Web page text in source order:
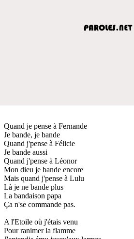
Quand je pense à Fernande
Je bande, je bande
Quand j'pense à Félicie
Je bande aussi
Quand j'pense à Léonor
Mon dieu je bande encore
Mais quand j'pense à Lulu
Là je ne bande plus
La bandaison papa
Ça n'se commande pas.
A l'Etoile où j'étais venu
Pour ranimer la flamme